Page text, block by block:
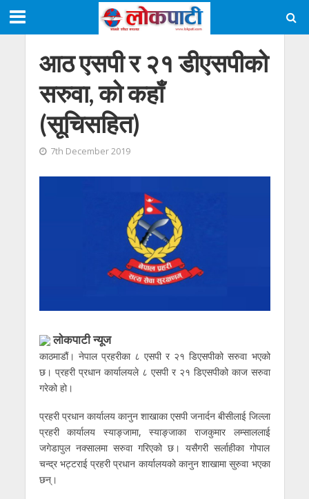
आठ एसपी र २१ डीएसपीको
सरुवा, को कहाँ
(सूचिसहित)
7th December 2019
लाेकपाटी न्यूज
काठमाडौं। नेपाल प्रहरीका ८ एसपी र २१ डिएसपीको सरुवा भएको
छ। प्रहरी प्रधान कार्यालयले ८ एसपी र २१ डिएसपीको काज सरुवा
गरेको हो।
प्रहरी प्रधान कार्यालय कानुन शाखाका एसपी जनार्दन बीसीलाई जिल्ला
प्रहरी कार्यालय स्याङ्जामा, स्याङ्जाका राजकुमार लम्साललाई
जगेडापुल नक्सालमा सरुवा गरिएको छ। यसैगरी सर्लाहीका गोपाल
चन्द्र भट्टराई प्रहरी प्रधान कार्यालयको कानुन शाखामा सुरुवा भएका
छन्।